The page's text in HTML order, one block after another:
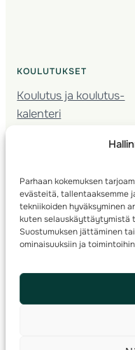
Parhaan kokemuksen
evästeitä, tallentaaksemme
tekniikoiden hyväksyminen
kuten selauskäyttäytymistä
Suostumuksen jättäminen
ominaisuuksiin ja
KOULUTUKSET
Koulutus ja koulutus­
kalenteri
Seura­kehittäminen
Kartoitus
Ratamestari
© 2025 ·Suomen Suunnistusliitto
info(a)suunnistusliitto.fi,
Kilpailut ja